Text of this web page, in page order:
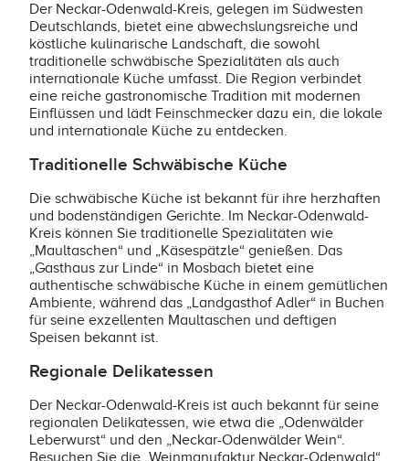
Der Neckar-Odenwald-Kreis, gelegen im Südwesten
Deutschlands, bietet eine abwechslungsreiche und
köstliche kulinarische Landschaft, die sowohl
traditionelle schwäbische Spezialitäten als auch
internationale Küche umfasst. Die Region verbindet
eine reiche gastronomische Tradition mit modernen
Einflüssen und lädt Feinschmecker dazu ein, die lokale
und internationale Küche zu entdecken.
Traditionelle Schwäbische Küche
Die schwäbische Küche ist bekannt für ihre herzhaften
und bodenständigen Gerichte. Im Neckar-Odenwald-
Kreis können Sie traditionelle Spezialitäten wie
„Maultaschen“ und „Käsespätzle“ genießen. Das
„Gasthaus zur Linde“ in Mosbach bietet eine
authentische schwäbische Küche in einem gemütlichen
Ambiente, während das „Landgasthof Adler“ in Buchen
für seine exzellenten Maultaschen und deftigen
Speisen bekannt ist.
Regionale Delikatessen
Der Neckar-Odenwald-Kreis ist auch bekannt für seine
regionalen Delikatessen, wie etwa die „Odenwälder
Leberwurst“ und den „Neckar-Odenwälder Wein“.
Besuchen Sie die „Weinmanufaktur Neckar-Odenwald“